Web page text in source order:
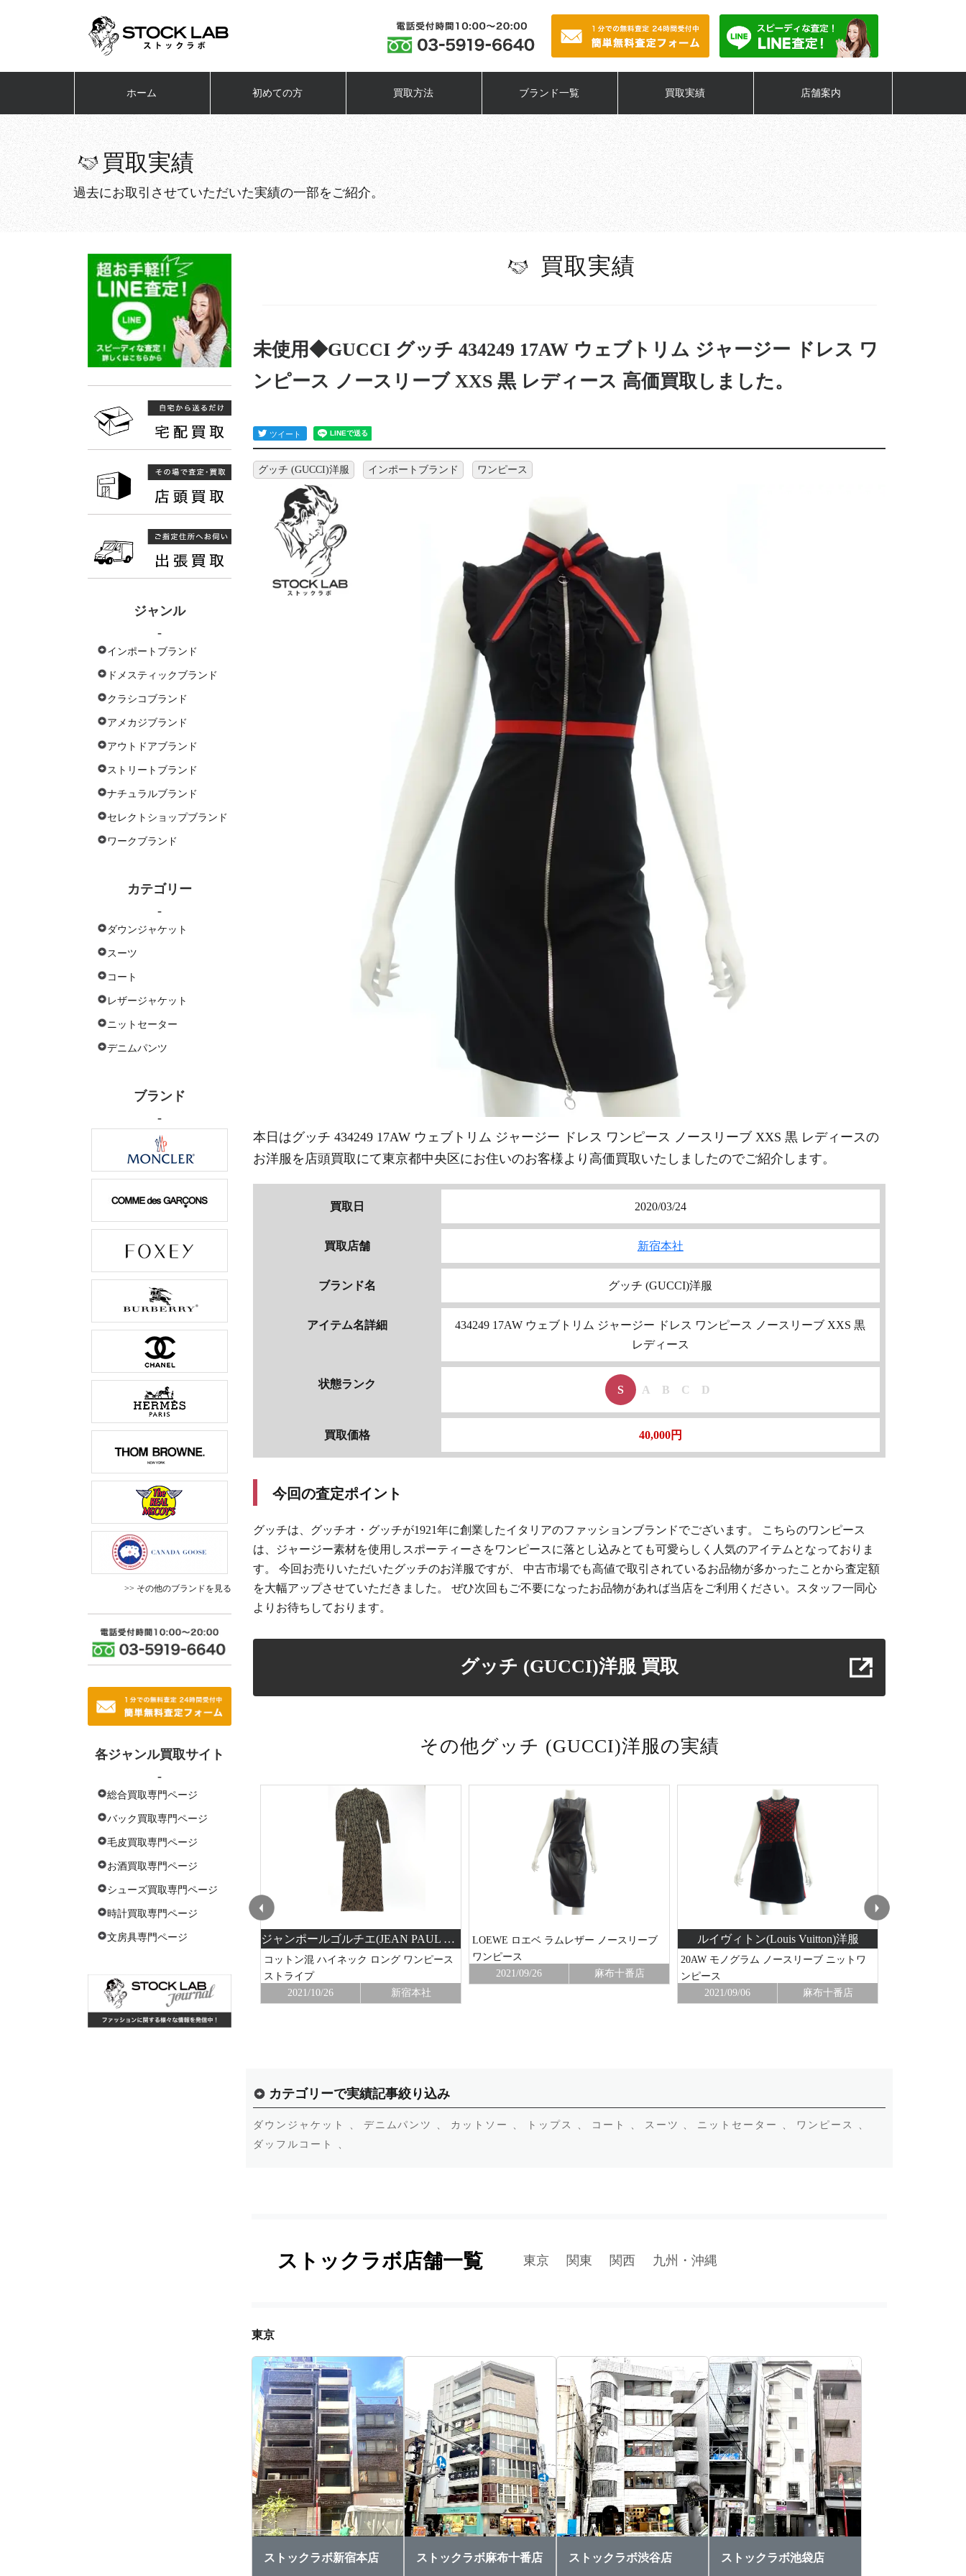
ホーム 初めての方 買取方法 ブランド一覧 買取実績 店舗案内
買取実績
過去にお取引させていただいた実績の一部をご紹介。
ジャンル
-
インポートブランド
ドメスティックブランド
クラシコブランド
アメカジブランド
アウトドアブランド
ストリートブランド
ナチュラルブランド
セレクトショップブランド
ワークブランド
カテゴリー
-
ダウンジャケット
スーツ
コート
レザージャケット
ニットセーター
デニムパンツ
ブランド
-
>> その他のブランドを見る
各ジャンル買取サイト
-
総合買取専門ページ
バック買取専門ページ
毛皮買取専門ページ
お酒買取専門ページ
シューズ買取専門ページ
時計買取専門ページ
文房具専門ページ
買取実績
未使用◆GUCCI グッチ 434249 17AW ウェブトリム ジャージー ドレス ワ
ンピース ノースリーブ XXS 黒 レディース 高価買取しました。
グッチ (GUCCI)洋服 インポートブランド ワンピース
本日はグッチ 434249 17AW ウェブトリム ジャージー ドレス ワンピース ノースリーブ XXS 黒 レディースの
お洋服を店頭買取にて東京都中央区にお住いのお客様より高価買取いたしましたのでご紹介します。
買取日 2020/03/24
買取店舗 新宿本社
ブランド名 グッチ (GUCCI)洋服
アイテム名詳細
434249 17AW ウェブトリム ジャージー ドレス ワンピース ノースリーブ XXS 黒
レディース
状態ランク S A B C D
買取価格 40,000円
今回の査定ポイント
グッチは、グッチオ・グッチが1921年に創業したイタリアのファッションブランドでございます。 こちらのワンピース
は、ジャージー素材を使用しスポーティーさをワンピースに落とし込みとても可愛らしく人気のアイテムとなっておりま
す。 今回お売りいただいたグッチのお洋服ですが、 中古市場でも高値で取引されているお品物が多かったことから査定額
を大幅アップさせていただきました。 ぜひ次回もご不要になったお品物があれば当店をご利用ください。スタッフ一同心
よりお待ちしております。
グッチ (GUCCI)洋服 買取
その他グッチ (GUCCI)洋服の実績
セリーヌ(Celine) 洋服
ピース フロントジップ 34 オレンジ レディ
買取価格 21,000円
2019/12/03 新宿本社
ジャンポールゴルチエ(JEAN PAUL GAULTIER)
コットン混 ハイネック ロング ワンピース
ストライプ
2021/10/26
新宿本社
LOEWE ロエベ ラムレザー ノースリーブ
ワンピース
2021/09/26
麻布十番店
ルイヴィトン(Louis Vuitton)洋服
20AW モノグラム ノースリーブ ニットワ
ンピース
2021/09/06
麻布十番店
カテゴリーで実績記事絞り込み
ダウンジャケット 、 デニムパンツ 、 カットソー 、 トップス 、 コート 、 スーツ 、 ニットセーター 、
ワンピース 、
ダッフルコート 、
ストックラボ店舗一覧 東京 関東 関西 九州・沖縄
東京
ストックラボ新宿本店 ストックラボ麻布十番店 ストックラボ渋谷店 ストックラボ池袋店